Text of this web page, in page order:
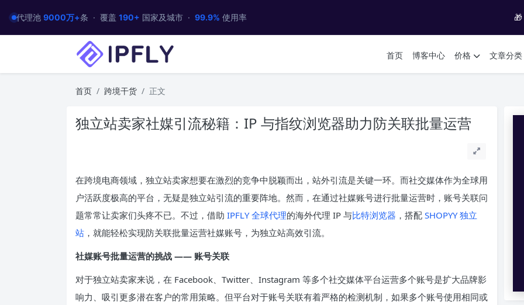
代理池 9000万+条 · 覆盖 190+ 国家及城市 · 99.9% 使用率 🎁
首页 博客中心 价格 文章分类
首页 跨境干货 正文
独立站卖家社媒引流秘籍：IP 与指纹浏览器助力防关联批量运营
在跨境电商领域，独立站卖家想要在激烈的竞争中脱颖而出，站外引流是关键一环。而社交媒体作为全球用
户活跃度极高的平台，无疑是独立站引流的重要阵地。然而，在通过社媒账号进行批量运营时，账号关联问
题常常让卖家们头疼不已。不过，借助 IPFLY 全球代理的海外代理 IP 与比特浏览器 ，搭配 SHOPYY 独立
站 ，就能轻松实现防关联批量运营社媒账号，为独立站高效引流。
社媒账号批量运营的挑战 —— 账号关联
对于独立站卖家来说，在 Facebook、Twitter、Instagram 等多个社交媒体平台运营多个账号是扩大品牌影
响力、吸引更多潜在客户的常用策略。但平台对于账号关联有着严格的检测机制，如果多个账号使用相同或